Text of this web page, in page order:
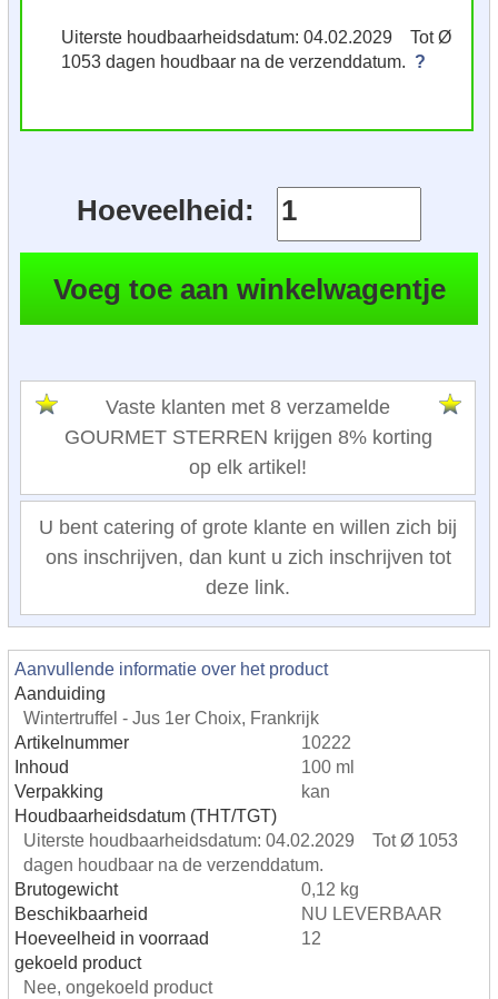
Uiterste houdbaarheidsdatum: 04.02.2029 Tot Ø
1053 dagen houdbaar na de verzenddatum. ?
Hoeveelheid:
Vaste klanten met 8 verzamelde
GOURMET STERREN krijgen 8% korting
op elk artikel!
U bent catering of grote klante en willen zich bij
ons inschrijven, dan kunt u zich inschrijven tot
deze link.
Aanvullende informatie over het product
Aanduiding
Wintertruffel - Jus 1er Choix, Frankrijk
Artikelnummer
10222
Inhoud
100 ml
Verpakking
kan
Houdbaarheidsdatum (THT/TGT)
Uiterste houdbaarheidsdatum: 04.02.2029 Tot Ø 1053
dagen houdbaar na de verzenddatum.
Brutogewicht
0,12 kg
Beschikbaarheid
NU LEVERBAAR
Hoeveelheid in voorraad
12
gekoeld product
Nee, ongekoeld product